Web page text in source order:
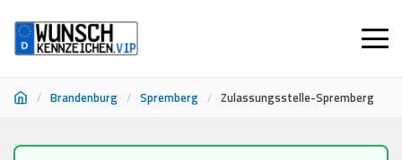
/ Brandenburg / Spremberg / Zulassungsstelle-Spremberg